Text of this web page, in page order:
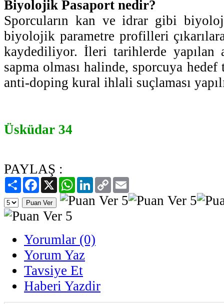
Biyolojik Pasaport nedir?
Sporcuların kan ve idrar gibi
biyolojik parametre profilleri
kaydediliyor. İleri tarihlerde yapılan
sapma olması halinde, sporcuya hedef
anti-doping kural ihlali suçlaması
Üsküdar 34
PAYLAŞ :
PaylaşFacebook
X WhatsAppLinkedIn
Copy
Link
Yorumlar (0)
Yorum Yaz
Tavsiye Et
Haberi Yazdir